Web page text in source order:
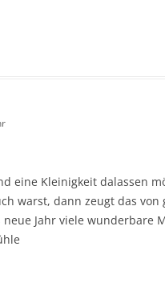
eine Kleinigkeit dalassen
warst, dann zeugt das
Jahr viele wunderbare